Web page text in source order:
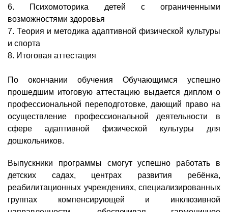
6. Психомоторика детей с ограниченными
возможностями здоровья
7. Теория и методика адаптивной физической культуры
и спорта
8. Итоговая аттестация
По окончании обучения Обучающимся успешно
прошедшим итоговую аттестацию выдается диплом о
профессиональной переподготовке, дающий право на
осуществление профессиональной деятельности в
сфере адаптивной физической культуры для
дошкольников.
Выпускники программы смогут успешно работать в
детских садах, центрах развития ребёнка,
реабилитационных учреждениях, специализированных
группах компенсирующей и инклюзивной